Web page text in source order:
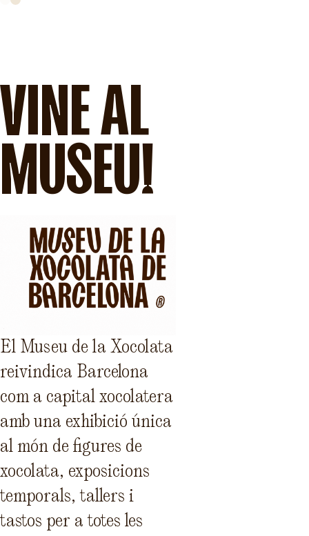
VINE AL
MUSEU!
El Museu de la Xocolata
reivindica Barcelona
com a capital xocolatera
amb una exhibició única
al món de figures de
xocolata, exposicions
temporals, tallers i
tastos per a totes les